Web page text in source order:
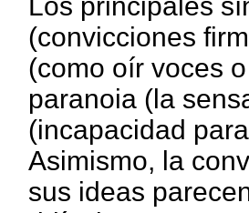
(convicciones
(como oír voces
paranoia (la
(incapacidad
Asimismo, la
sus ideas